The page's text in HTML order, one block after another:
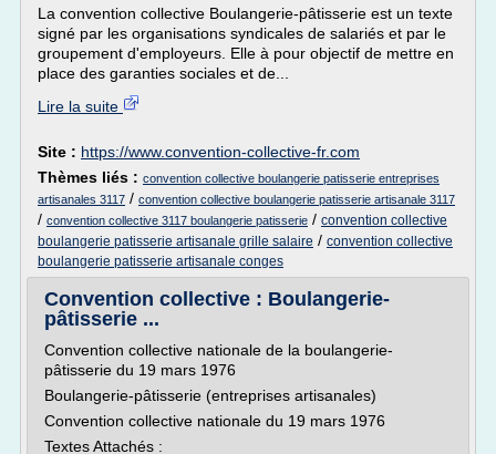
La convention collective Boulangerie-pâtisserie est un texte
signé par les organisations syndicales de salariés et par le
groupement d'employeurs. Elle à pour objectif de mettre en
place des garanties sociales et de...
Lire la suite
Site : https://www.convention-collective-fr.com
Thèmes liés : convention collective boulangerie patisserie entreprises
artisanales 3117 / convention collective boulangerie patisserie artisanale 3117
/ convention collective 3117 boulangerie patisserie / convention collective
boulangerie patisserie artisanale grille salaire / convention collective
boulangerie patisserie artisanale conges
Convention collective : Boulangerie-
pâtisserie ...
Convention collective nationale de la boulangerie-
pâtisserie du 19 mars 1976
Boulangerie-pâtisserie (entreprises artisanales)
Convention collective nationale du 19 mars 1976
Textes Attachés :